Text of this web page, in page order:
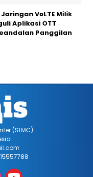
VoLTE Milik
Aplikasi OTT
Panggilan
(SLMC)